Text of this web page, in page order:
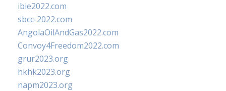
ibie2022.com
sbcc-2022.com
AngolaOilAndGas2022.com
Convoy4Freedom2022.com
grur2023.org
hkhk2023.org
napm2023.org